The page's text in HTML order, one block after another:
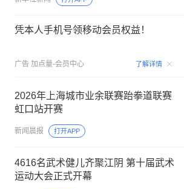
凭本人手机号领移动会员权益！
广告 加点量-会员中心 了解详情
2026年上海城市业余联赛跆拳道联赛
虹口站开赛
新闻晨报 打开APP
4616名武术健儿齐聚江阴 第十届武术
运动大会正式开幕